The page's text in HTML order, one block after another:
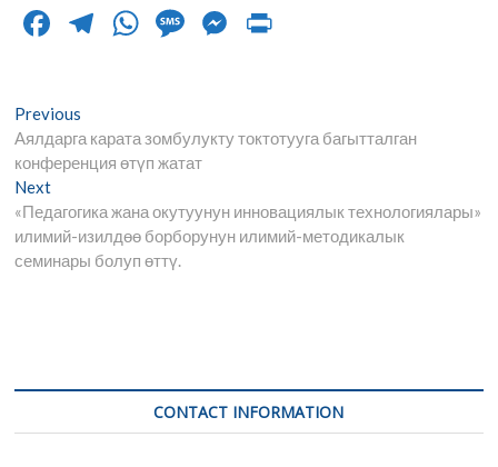
F
b
o
o
k
T
gr
a
m
W
s
A
p
p
M
g
e
M
n
er
Post
navigation
Previous
post:
Аялдарга карата зомбулукту токтотууга багытталган
конференция өтүп жатат
NextNext
post:
«Педагогика жана окутуунун инновациялык технологиялары»
илимий-изилдөө борборунун илимий-методикалык
семинары болуп өттү.
CONTACT INFORMATION